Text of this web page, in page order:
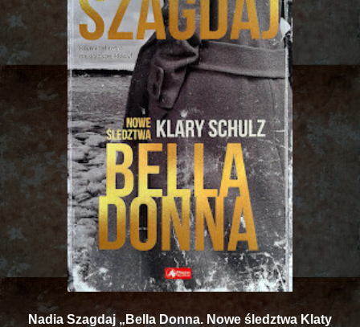
Nadia Szagdaj „Bella Donna. Nowe śledztwa Klaty